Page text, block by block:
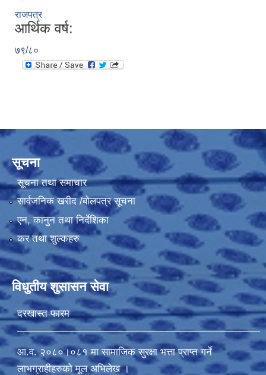
राजपत्र
आर्थिक वर्ष:
७९/८०
सूचना
सूचना तथा समाचार
सार्वजनिक खरीद /बोलपत्र सूचना
एन, कानुन तथा निर्देशिका
कर तथा शुल्कहरु
विधुतीय शुसासन सेवा
दरखास्त फारम
आ.व. २०८०।०८१ मा सामाजिक सुरक्षा भत्ता प्राप्त गर्ने
लाभग्राहीहरुको मूल अभिलेख ।